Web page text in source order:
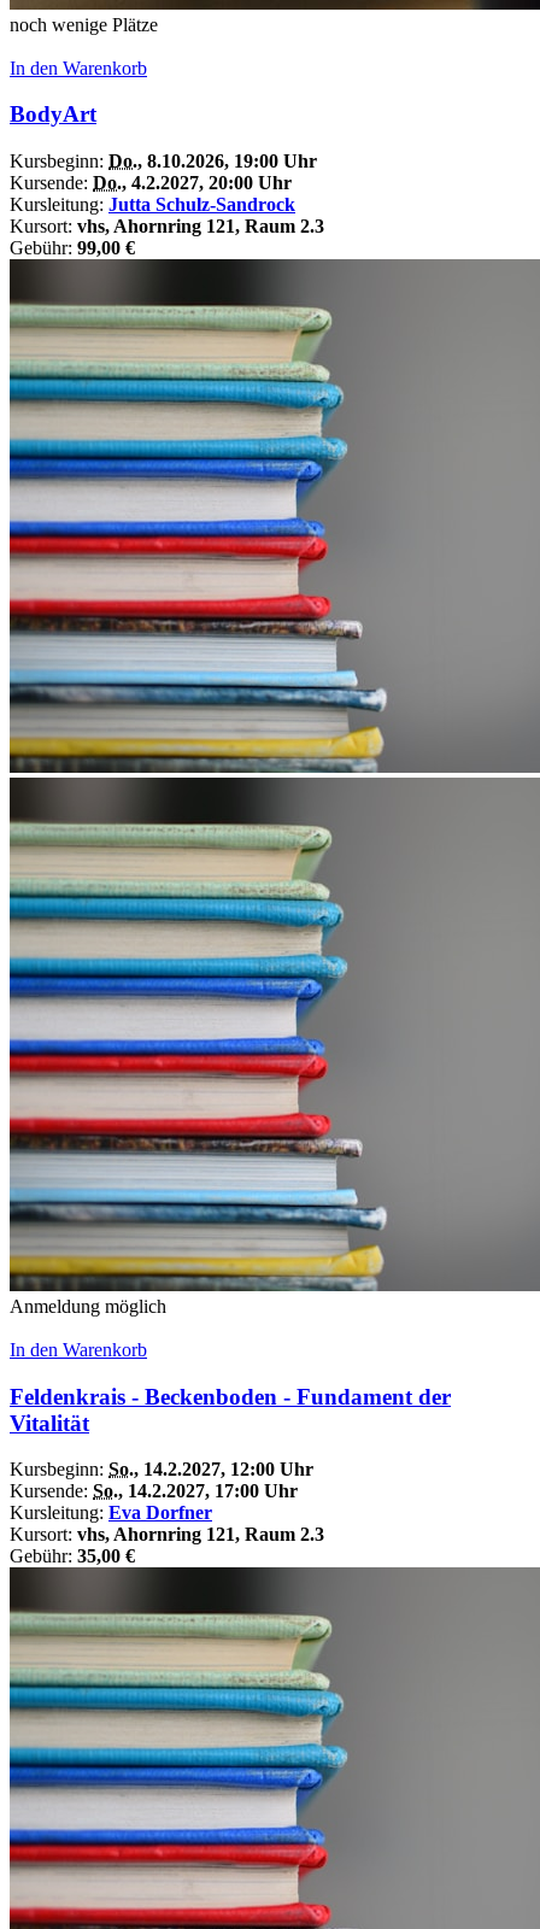
noch wenige Plätze
In den Warenkorb
BodyArt
Kursbeginn: Do., 8.10.2026, 19:00 Uhr
Kursende: Do., 4.2.2027, 20:00 Uhr
Kursleitung: Jutta Schulz-Sandrock
Kursort: vhs, Ahornring 121, Raum 2.3
Gebühr: 99,00 €
Anmeldung möglich
In den Warenkorb
Feldenkrais - Beckenboden - Fundament der
Vitalität
Kursbeginn: So., 14.2.2027, 12:00 Uhr
Kursende: So., 14.2.2027, 17:00 Uhr
Kursleitung: Eva Dorfner
Kursort: vhs, Ahornring 121, Raum 2.3
Gebühr: 35,00 €